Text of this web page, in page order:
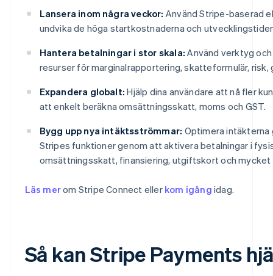
Lansera inom några veckor: Använd Stripe-baserad
undvika de höga startkostnaderna och
Hantera betalningar i stor skala: Använd verktyg
resurser för marginalrapportering, skatteformulär,
Expandera globalt: Hjälp dina användare att nå fler
att enkelt beräkna omsättningsskatt, moms och GST.
Bygg upp nya intäktsströmmar: Optimera
Stripes funktioner genom att aktivera betalningar i
omsättningsskatt, finansiering, utgiftskort och mycket
Läs merom Stripe Connect eller kom igång idag.
Så kan Stripe Payments